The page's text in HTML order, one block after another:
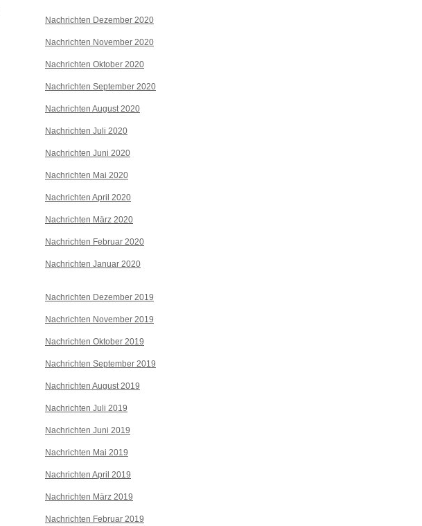
Nachrichten Dezember 2020
Nachrichten November 2020
Nachrichten Oktober 2020
Nachrichten September 2020
Nachrichten August 2020
Nachrichten Juli 2020
Nachrichten Juni 2020
Nachrichten Mai 2020
Nachrichten April 2020
Nachrichten März 2020
Nachrichten Februar 2020
Nachrichten Januar 2020
Nachrichten Dezember 2019
Nachrichten November 2019
Nachrichten Oktober 2019
Nachrichten September 2019
Nachrichten August 2019
Nachrichten Juli 2019
Nachrichten Juni 2019
Nachrichten Mai 2019
Nachrichten April 2019
Nachrichten März 2019
Nachrichten Februar 2019